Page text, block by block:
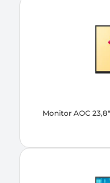
Monitor AOC